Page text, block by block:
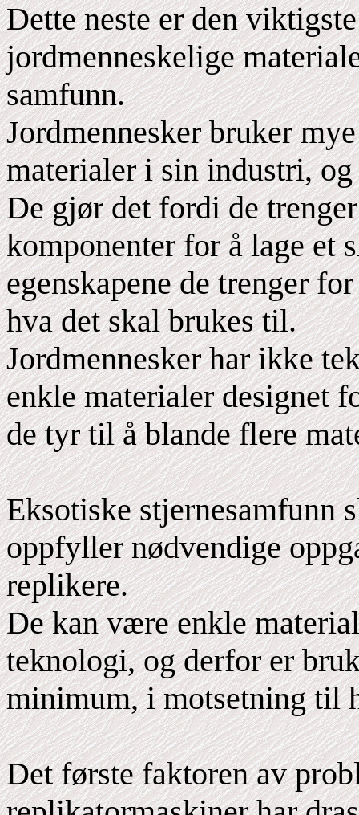
Dette neste er den
jordmenneskelige
samfunn.
Jordmennesker bruker
materialer i sin industri,
De gjør det fordi de
komponenter for å lage et
egenskapene de trenger
hva det skal brukes til.
Jordmennesker har ikke
enkle materialer designet
de tyr til å blande flere
Eksotiske stjernesamfunn
oppfyller nødvendige
replikere.
De kan være enkle
teknologi, og derfor er
minimum, i motsetning til
Det første faktoren av